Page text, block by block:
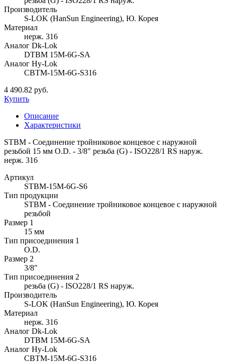
Производитель
S-LOK (HanSun Engineering), Ю. Корея
Материал
нерж. 316
Аналог Dk-Lok
DTBM 15M-6G-SA
Аналог Hy-Lok
CBTM-15M-6G-S316
4 490.82 руб.
Купить
Описание
Характеристики
STBM - Соединение тройниковое концевое с наружной
резьбой 15 мм O.D. - 3/8" резьба (G) - ISO228/1 RS наруж.
нерж. 316
Артикул
STBM-15M-6G-S6
Тип продукции
STBM - Соединение тройниковое концевое с наружной
резьбой
Размер 1
15 мм
Тип присоединения 1
O.D.
Размер 2
3/8"
Тип присоединения 2
резьба (G) - ISO228/1 RS наруж.
Производитель
S-LOK (HanSun Engineering), Ю. Корея
Материал
нерж. 316
Аналог Dk-Lok
DTBM 15M-6G-SA
Аналог Hy-Lok
CBTM-15M-6G-S316